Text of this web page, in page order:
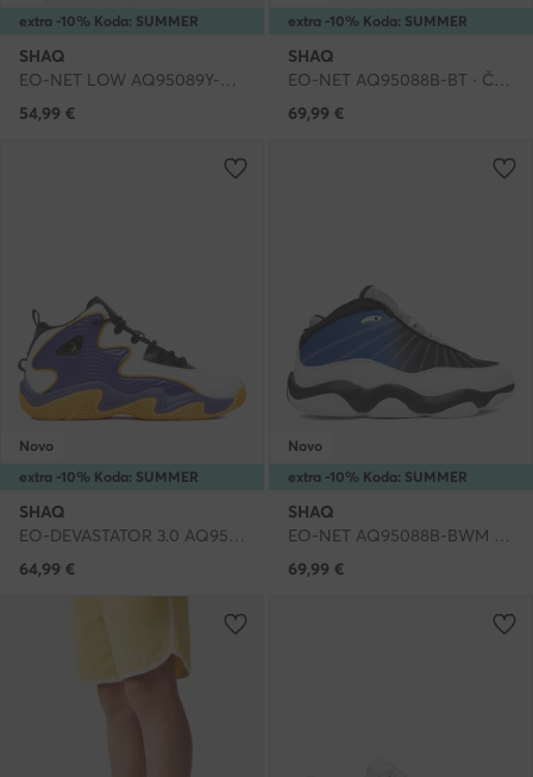
extra -10% Koda: SUMMER
SHAQ
54,99 €
extra -10% Koda: SUMMER
SHAQ
69,99 €
extra -10% Koda: SUMMER
Novo
SHAQ
EO-DEVASTATOR 3.0 AQ95078B-U · Čevlji za košarko
64,99 €
extra -10% Koda: SUMMER
Novo
SHAQ
EO-NET AQ95088B-BWM · Čevlji za košarko
69,99 €